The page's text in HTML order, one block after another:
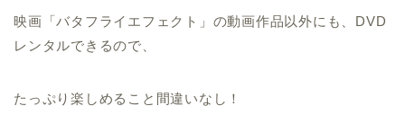
映画「バタフライエフェクト」の動画作品以外にも、DVD
レンタルできるので、
たっぷり楽しめること間違いなし！